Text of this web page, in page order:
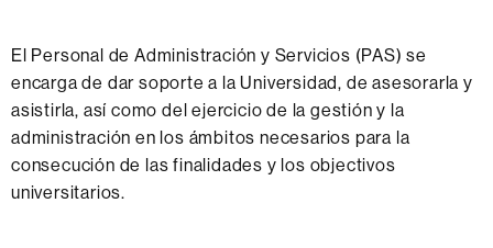
El Personal de Administración y Servicios (PAS) se
encarga de dar soporte a la Universidad, de asesorarla y
asistirla, así como del ejercicio de la gestión y la
administración en los ámbitos necesarios para la
consecución de las finalidades y los objectivos
universitarios.